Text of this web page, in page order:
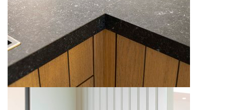
des analyses pour améliorer votre expérience et ils nous
aident à vous fournir une expériencepersonnalisée
comme indiqué dans lapolitique de cookies.
We work with 42 third parties
who may receive and
process your information.